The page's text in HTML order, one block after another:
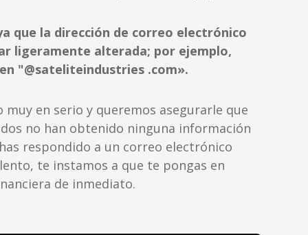
que la dirección de correo electrónico
ligeramente alterada; por ejemplo,
"@sateliteindustries .com».
en serio y queremos asegurarle que
no han obtenido ninguna información
respondido a un correo electrónico
te instamos a que te pongas en
de inmediato.